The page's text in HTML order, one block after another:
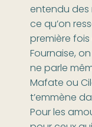
entendu des
ce qu’on
première
Fournaise,
ne parle
Mafate ou
t’emmène
Pour les